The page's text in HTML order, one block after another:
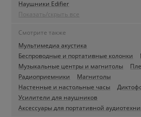
Наушники Edifier
Показать/скрыть все
Смотрите также
Мультимедиа акустика
Беспроводные и портативные колонки
Музыкальные центры и магнитолы
Радиоприемники
Магнитолы
Настенные и настольные часы
Усилители для наушников
Аксессуары для портативной